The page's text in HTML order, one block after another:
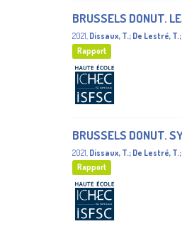
BRUSSELS DONUT.
2021, Dissaux, T.; De Lestré, T.;
Rapport
BRUSSELS DONUT.
2021 Dissaux, T.; De Lestré, T.;
Rapport